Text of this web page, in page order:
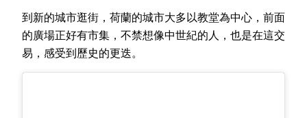
到新的城市逛街，荷蘭的城市大多以教堂為中心，前面
的廣場正好有市集，不禁想像中世紀的人，也是在這交
易，感受到歷史的更迭。